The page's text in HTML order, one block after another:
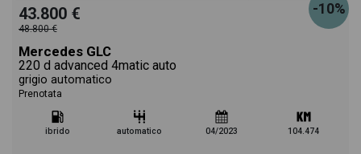
-10%
43.800 €
48.800 €
Mercedes GLC
220 d advanced 4matic auto
grigio automatico
Prenotata
ibrido automatico 04/2023 104.474